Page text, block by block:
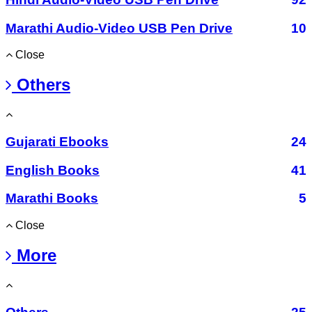
Marathi Audio-Video USB Pen Drive
10
Close
Others
Gujarati Ebooks
24
English Books
41
Marathi Books
5
Close
More